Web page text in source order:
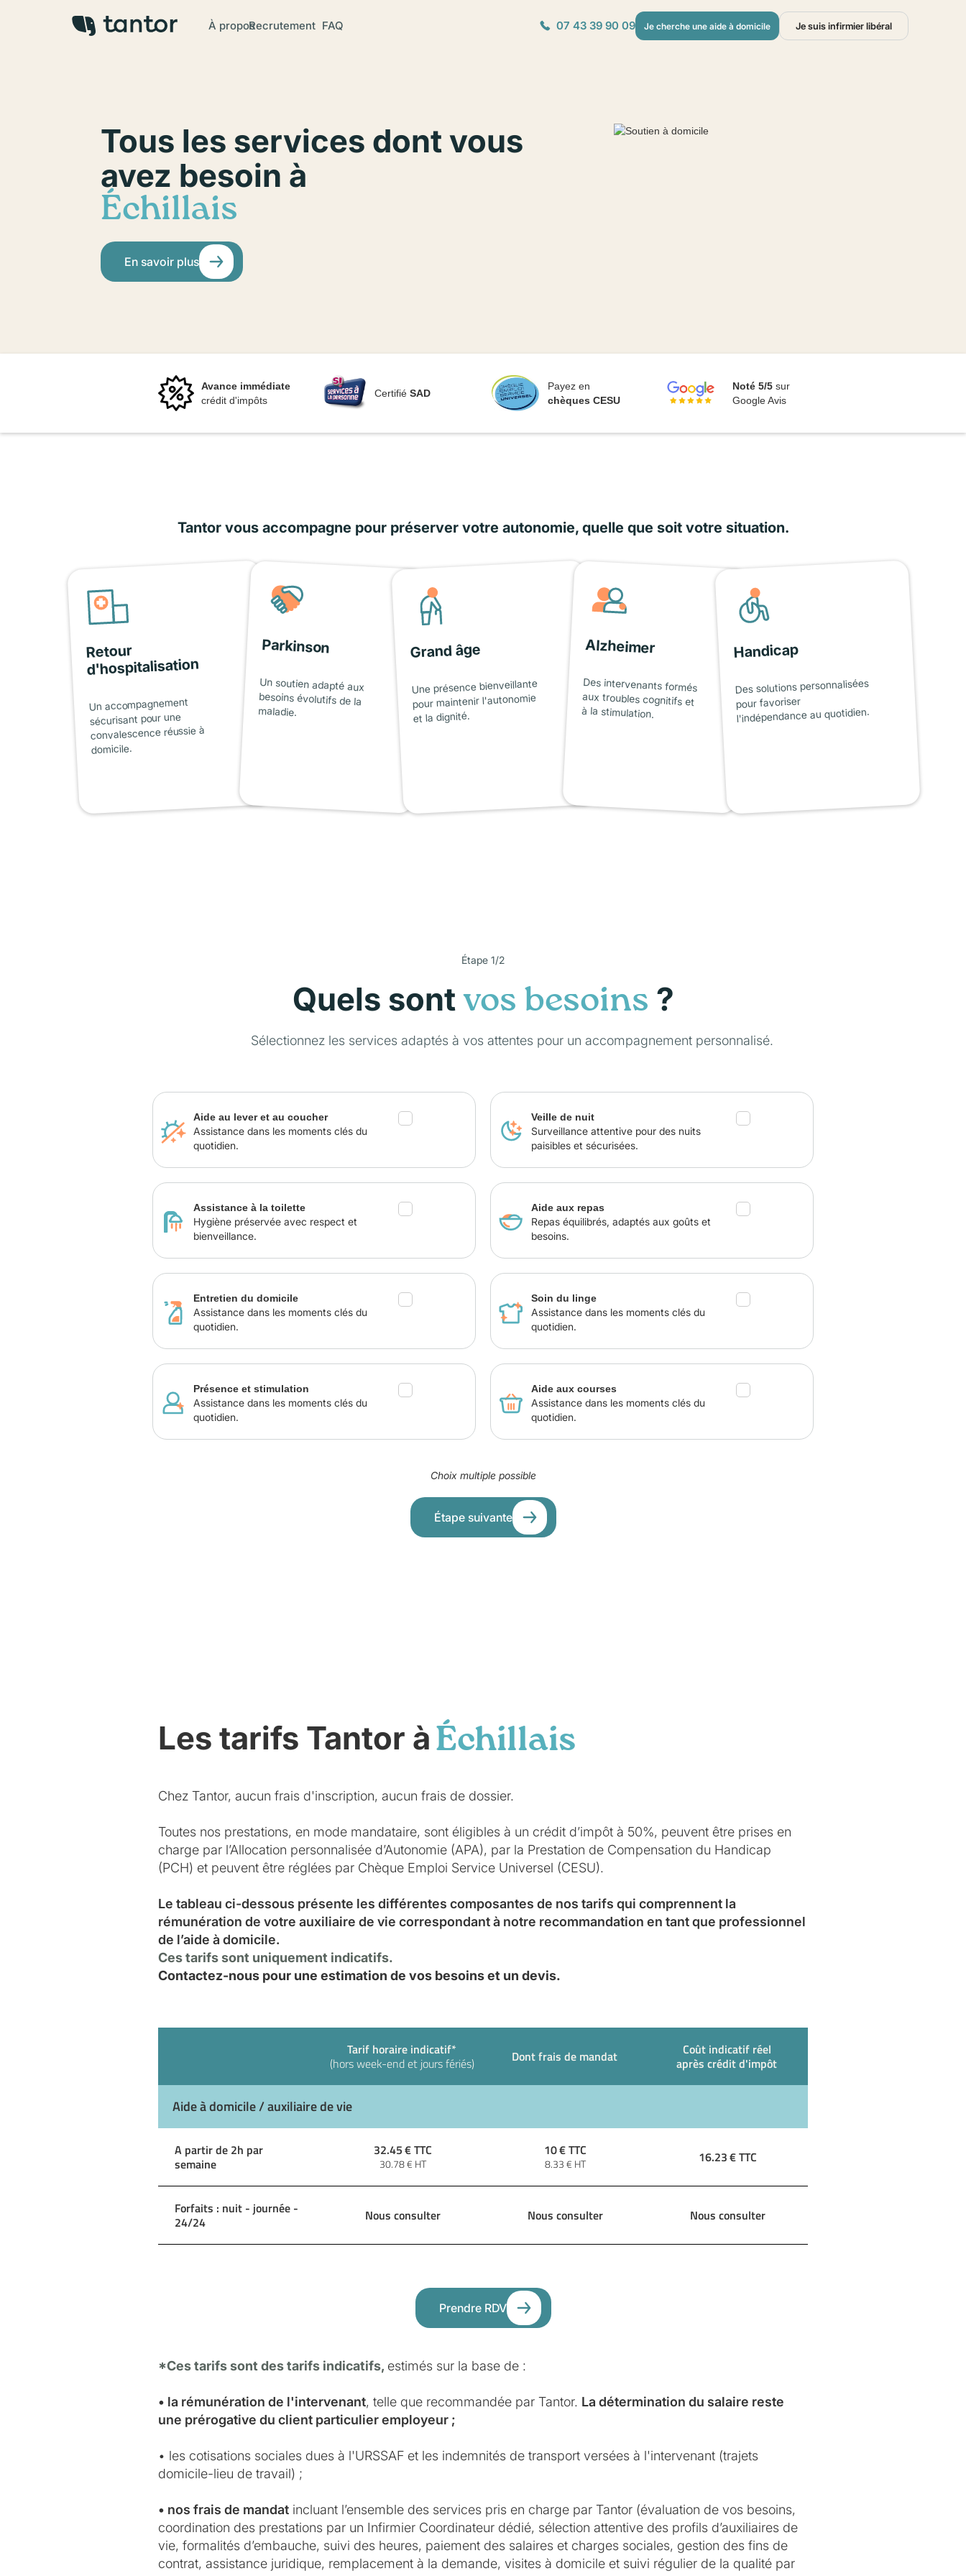
À proposRecrutement FAQ 07 43 39 90 09 Je cherche une aide à domicile Je suis infirmier libéral
Tous les services dont vous
avez besoin à
Échillais
En savoir plus
Avance immédiate
crédit d'impôts
CertifiéSAD
Payez en
chèques CESU
Noté 5/5sur
Google Avis
Tantor vous accompagne pour préserver votre autonomie, quelle que soit votre situation.
Retour
d'hospitalisation
Un accompagnement
sécurisant pour une
convalescence réussie à
domicile.
Parkinson
Un soutien adapté aux
besoins évolutifs de la
maladie.
Grand âge
Une présence bienveillante
pour maintenir l'autonomie
et la dignité.
Alzheimer
Des intervenants formés
aux troubles cognitifs et
à la stimulation.
Handicap
Des solutions personnalisées
pour favoriser
l'indépendance au quotidien.
Étape 1/2
Quels sont vos besoins ?
Sélectionnez les services adaptés à vos attentes pour un accompagnement personnalisé.
Aide au lever et au coucher
Assistance dans les moments clés du
quotidien.
Veille de nuit
Surveillance attentive pour des nuits
paisibles et sécurisées.
Assistance à la toilette
Hygiène préservée avec respect et
bienveillance.
Aide aux repas
Repas équilibrés, adaptés aux goûts et
besoins.
Entretien du domicile
Assistance dans les moments clés du
quotidien.
Soin du linge
Assistance dans les moments clés du
quotidien.
Présence et stimulation
Assistance dans les moments clés du
quotidien.
Aide aux courses
Assistance dans les moments clés du
quotidien.
Choix multiple possible
Étape suivante
Les tarifs Tantor à Échillais
Chez Tantor, aucun frais d'inscription, aucun frais de dossier.
Toutes nos prestations, en mode mandataire, sont éligibles à un crédit d’impôt à 50%, peuvent être prises en
charge par l’Allocation personnalisée d’Autonomie (APA), par la Prestation de Compensation du Handicap
(PCH) et peuvent être réglées par Chèque Emploi Service Universel (CESU).
Le tableau ci-dessous présente les différentes composantes de nos tarifs qui comprennent la
rémunération de votre auxiliaire de vie correspondant à notre recommandation en tant que professionnel
de l’aide à domicile.
Ces tarifs sont uniquement indicatifs.
Contactez-nous pour une estimation de vos besoins et un devis.
Tarif horaire indicatif*
(hors week-end et jours fériés)
Dont frais de mandat
Coût indicatif réel
après crédit d'impôt
Aide à domicile / auxiliaire de vie
A partir de 2h par
semaine
32.45€ TTC
30.78€ HT
10€ TTC
8.33€ HT 16.23€ TTC
Forfaits : nuit - journée -
24/24
Nous consulter Nous consulter Nous consulter
Prendre RDV
*Ces tarifs sont des tarifs indicatifs, estimés sur la base de :
• la rémunération de l'intervenant, telle que recommandée par Tantor. La détermination du salaire reste
une prérogative du client particulier employeur ;
• les cotisations sociales dues à l'URSSAF et les indemnités de transport versées à l'intervenant (trajets
domicile-lieu de travail) ;
• nos frais de mandat incluant l’ensemble des services pris en charge par Tantor (évaluation de vos besoins,
coordination des prestations par un Infirmier Coordinateur dédié, sélection attentive des profils d’auxiliaires de
vie, formalités d’embauche, suivi des heures, paiement des salaires et charges sociales, gestion des fins de
contrat, assistance juridique, remplacement à la demande, visites à domicile et suivi régulier de la qualité par